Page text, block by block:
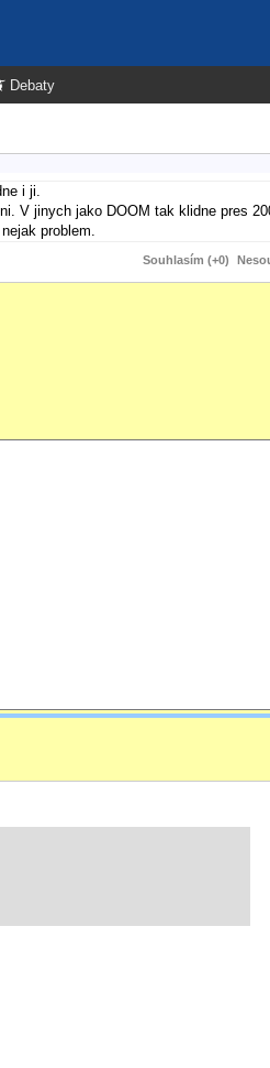
Debaty
i ji.
V jinych jako DOOM tak klidne pres
problem.
Souhlasím (+0)